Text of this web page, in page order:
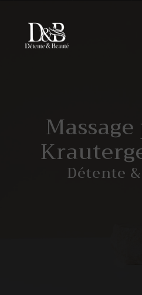
Détente